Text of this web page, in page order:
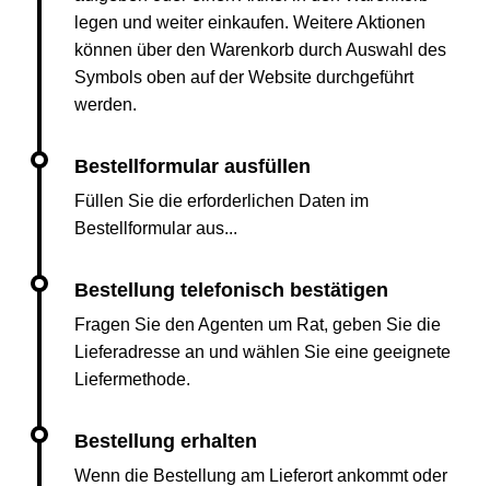
legen und weiter einkaufen. Weitere Aktionen
können über den Warenkorb durch Auswahl des
Symbols oben auf der Website durchgeführt
werden.
Füllen Sie die erforderlichen Daten im
Bestellformular aus...
Fragen Sie den Agenten um Rat, geben Sie die
Lieferadresse an und wählen Sie eine geeignete
Liefermethode.
Wenn die Bestellung am Lieferort ankommt oder